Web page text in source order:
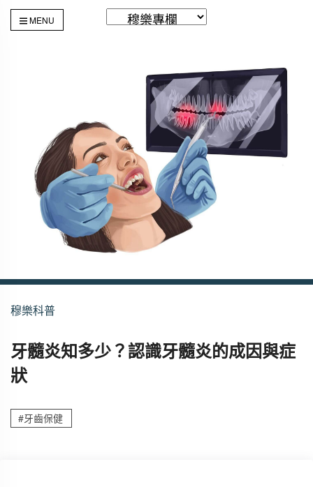
MENU
穆樂科普
牙髓炎知多少？認識牙髓炎的成因與症
狀
#牙齒保健